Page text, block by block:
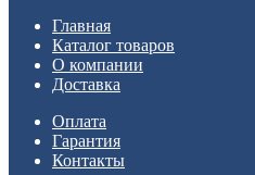
Главная
Каталог товаров
О компании
Доставка
Оплата
Гарантия
Контакты